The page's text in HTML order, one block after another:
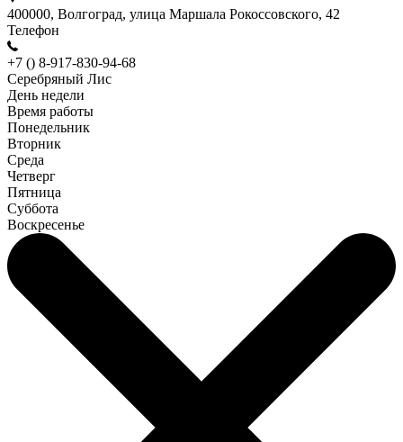
400000, Волгоград, улица Маршала Рокоссовского, 42
Телефон
+7 () 8-917-830-94-68
Серебряный Лис
День недели
Время работы
Понедельник
Вторник
Среда
Четверг
Пятница
Суббота
Воскресенье